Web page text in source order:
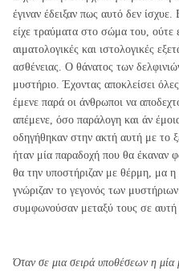
έγιναν έδειξαν πως αυτό δεν
είχε τραύματα στο σώμα του, ούτε
αιματολογικές και ιστολογικές
ασθένειας. Ο θάνατος των
μυστήριο. Έχοντας αποκλείσει
έμενε παρά οι άνθρωποι να
απέμενε, όσο παράλογη και άν
οδηγήθηκαν στην ακτή αυτή με το
ήταν μία παραδοχή που θα έκαναν
θα την υποστήριζαν με θέρμη, μα
γνώριζαν το γεγονός των
συμφωνούσαν μεταξύ τους σε
Όταν σε μια σειρά υποθέσεων η μία